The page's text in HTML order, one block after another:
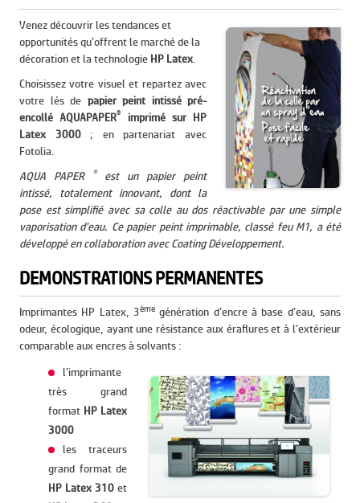
Venez découvrir les tendances et
opportunités qu’offrent le marché de la
décoration et la technologie HP Latex.
Choisissez votre visuel et repartez avec
votre lés de papier peint intissé pré-
encollé AQUAPAPER®
imprimé sur HP
Latex
3000; en partenariat avec
Fotolia.
AQUA PAPER
®est un papier peint
intissé, totalement innovant, dont la
pose est simplifié avec sa colle au dos réactivable par une simple
vaporisation d’eau. Ce papier peint imprimable, classé feu M1, a été
développé en collaboration avec Coating Développement.
DEMONSTRATIONS PERMANENTES
Imprimantes HP Latex, 3ème génération d’encre à base d’eau, sans
odeur, écologique, ayant une résistance aux éraflures et à l’extérieur
comparable aux encres à solvants :
l’imprimante
très grand
format HP Latex
3000
les traceurs
grand format de
HP Latex 310 et